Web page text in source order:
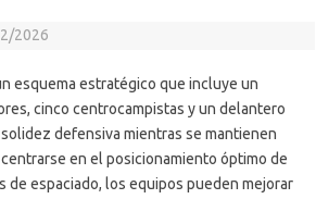
2026
esquema estratégico que incluye un
cinco centrocampistas y un delantero
defensiva mientras se mantienen
en el posicionamiento óptimo de
de espaciado, los equipos pueden mejorar